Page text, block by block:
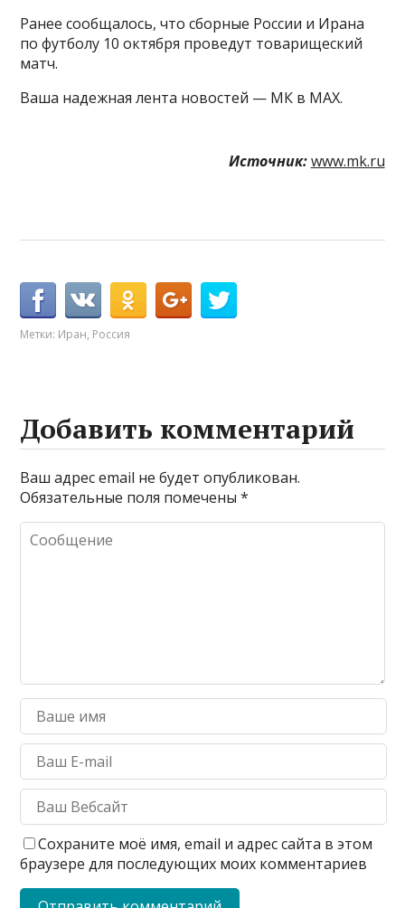
Ранее сообщалось, что сборные России и Ирана
по футболу 10 октября проведут товарищеский
матч.
Ваша надежная лента новостей — МК в MAX.
Источник: www.mk.ru
Метки: Иран, Россия
Добавить комментарий
Ваш адрес email не будет опубликован.
Обязательные поля помечены*
Сохраните моё имя, email и адрес сайта в этом
браузере для последующих моих комментариев